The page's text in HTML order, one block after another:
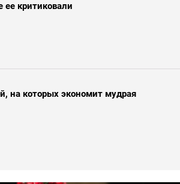
ее критиковали
на которых экономит мудрая